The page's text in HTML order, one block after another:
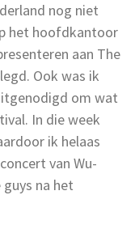
nog niet
het hoofdkantoor
aan The
Ook was ik
om wat
In die week
ik helaas
van Wu-
na het